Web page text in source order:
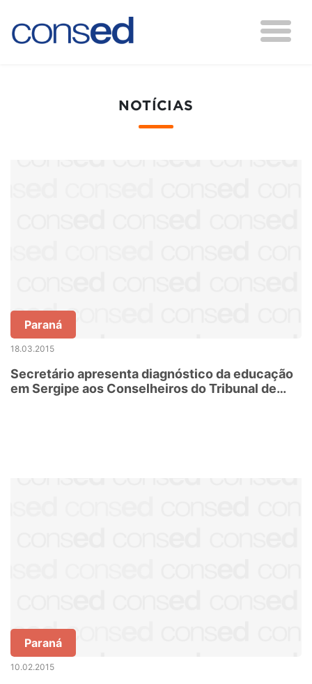
NOTÍCIAS
Paraná
18.03.2015
Secretário apresenta diagnóstico da educação
em Sergipe aos Conselheiros do Tribunal de
Paraná
10.02.2015